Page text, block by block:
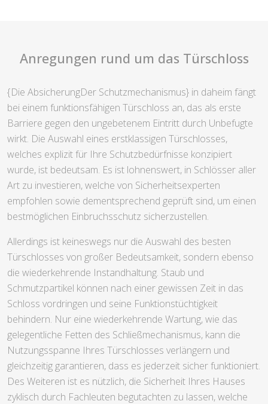
Anregungen rund um das Türschloss
{Die AbsicherungDer Schutzmechanismus} in daheim fängt
bei einem funktionsfähigen Türschloss an, das als erste
Barriere gegen den ungebetenem Eintritt durch Unbefugte
wirkt. Die Auswahl eines erstklassigen Türschlosses,
welches explizit für Ihre Schutzbedürfnisse konzipiert
wurde, ist bedeutsam. Es ist lohnenswert, in Schlösser aller
Art zu investieren, welche von Sicherheitsexperten
empfohlen sowie dementsprechend geprüft sind, um einen
bestmöglichen Einbruchsschutz sicherzustellen.
Allerdings ist keineswegs nur die Auswahl des besten
Türschlosses von großer Bedeutsamkeit, sondern ebenso
die wiederkehrende Instandhaltung. Staub und
Schmutzpartikel können nach einer gewissen Zeit in das
Schloss vordringen und seine Funktionstüchtigkeit
behindern. Nur eine wiederkehrende Wartung, wie das
gelegentliche Fetten des Schließmechanismus, kann die
Nutzungsspanne Ihres Türschlosses verlängern und
gleichzeitig garantieren, dass es jederzeit sicher funktioniert.
Des Weiteren ist es nützlich, die Sicherheit Ihres Hauses
zyklisch durch Fachleuten begutachten zu lassen, welche